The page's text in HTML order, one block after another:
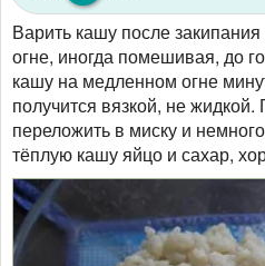
Варить кашу после
огне, иногда помешивая, до
кашу на медленном огне
получится вязкой, не
переложить в миску и
тёплую кашу яйцо и сахар,